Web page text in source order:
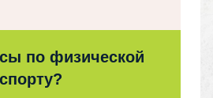
по физической